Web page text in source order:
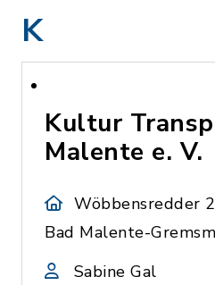
K
Kultur
Malente e. V.
Wöbbensredder
Bad Malente-
Sabine Gal